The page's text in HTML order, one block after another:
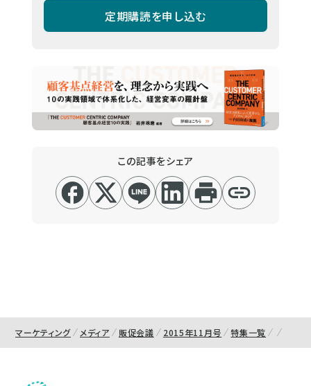
定期購読を申し込む
この記事をシェア
マーケティング メディア 販促会議 2015年11月号 特集一覧